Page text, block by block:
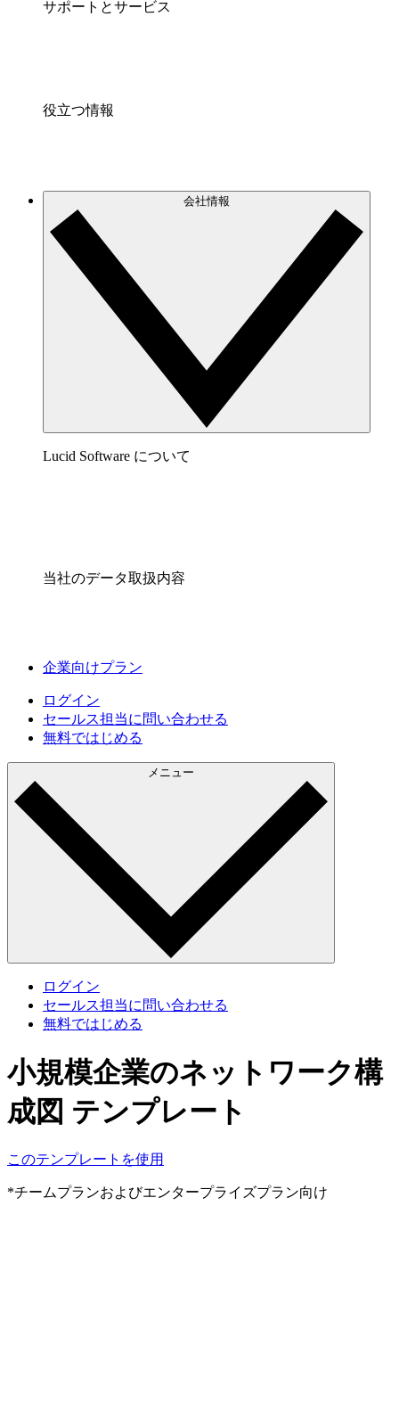
サポートとサービス
役立つ情報
会社情報
Lucid Software について
当社のデータ取扱内容
企業向けプラン
ログイン
セールス担当に問い合わせる
無料ではじめる
メニュー
ログイン
セールス担当に問い合わせる
無料ではじめる
小規模企業のネットワーク構
成図 テンプレート
このテンプレートを使用
*チームプランおよびエンタープライズプラン向け